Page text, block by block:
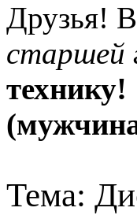
Друзья! В
старшей
технику!
Тема: